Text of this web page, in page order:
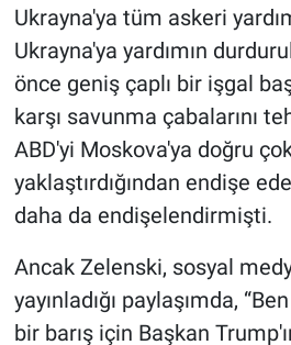
Ukrayna'ya tüm askeri
Ukrayna'ya yardımın
önce geniş çaplı bir işgal
karşı savunma çabalarını
ABD'yi Moskova'ya doğru
yaklaştırdığından endişe
daha da endişelendirmişti.
Ancak Zelenski, sosyal
yayınladığı paylaşımda,
bir barış için Başkan